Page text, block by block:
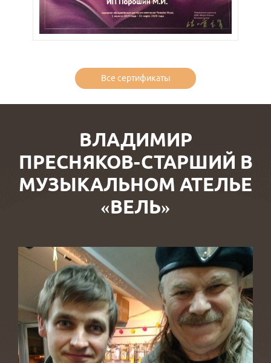
Все сертификаты
ВЛАДИМИР
ПРЕСНЯКОВ-СТАРШИЙ В
МУЗЫКАЛЬНОМ АТЕЛЬЕ
«ВЕЛЬ»